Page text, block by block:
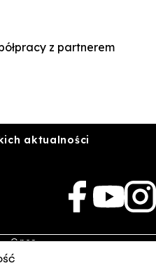
z partnerem
aktualności
O nas
Rekrutacja